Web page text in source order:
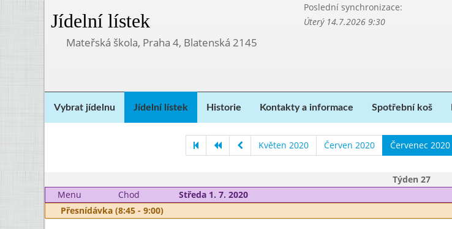
Jídelní lístek
Poslední synchronizace:
Úterý 14.7.2026 9:30
Mateřská škola, Praha 4, Blatenská 2145
Vybrat jídelnu Jídelní lístek Historie Kontakty a informace Spotřební koš
Květen 2020 Červen 2020 Červenec 2020
Týden 27
Menu
Chod
Středa 1. 7. 2020
Přesnídávka (8:45 - 9:00)